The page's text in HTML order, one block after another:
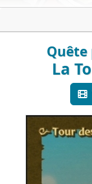
Quête
La